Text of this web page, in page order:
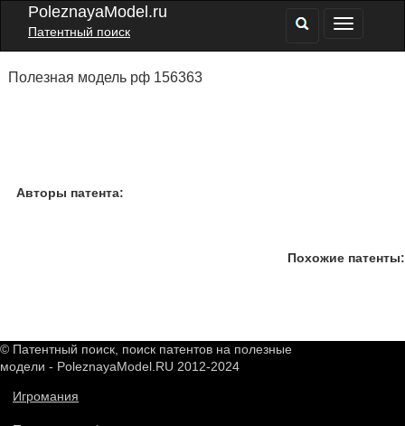
PoleznayaModel.ru
Патентный поиск
Полезная модель рф 156363
Авторы патента:
Похожие патенты:
© Патентный поиск, поиск патентов на полезные
модели - PoleznayaModel.RU 2012-2024
Игромания